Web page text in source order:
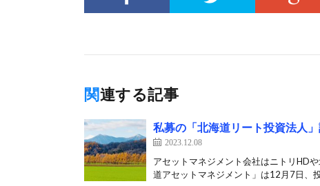
関連する記事
私募の「北海道リート投資法人
2023.12.08
アセットマネジメント会社はニトリHD
道アセットマネジメント」は12月7日、